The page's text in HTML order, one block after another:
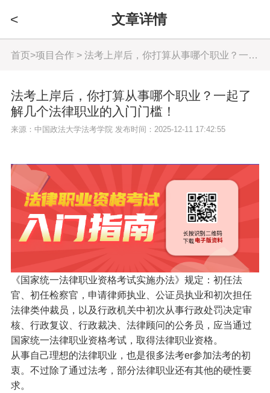
< 文章详情
首页>项目合作 > 法考上岸后，你打算从事哪个职业？一起了解几个法律职业的入门门槛！
法考上岸后，你打算从事哪个职业？一起了
解几个法律职业的入门门槛！
来源：中国政法大学法考学院 发布时间：2025-12-11 17:42:55
《国家统一法律职业资格考试实施办法》规定：初任法
官、初任检察官，申请律师执业、公证员执业和初次担任
法律类仲裁员，以及行政机关中初次从事行政处罚决定审
核、行政复议、行政裁决、法律顾问的公务员，应当通过
国家统一法律职业资格考试，取得法律职业资格。
从事自己理想的法律职业，也是很多法考er参加法考的初
衷。不过除了通过法考，部分法律职业还有其他的硬性要
求。